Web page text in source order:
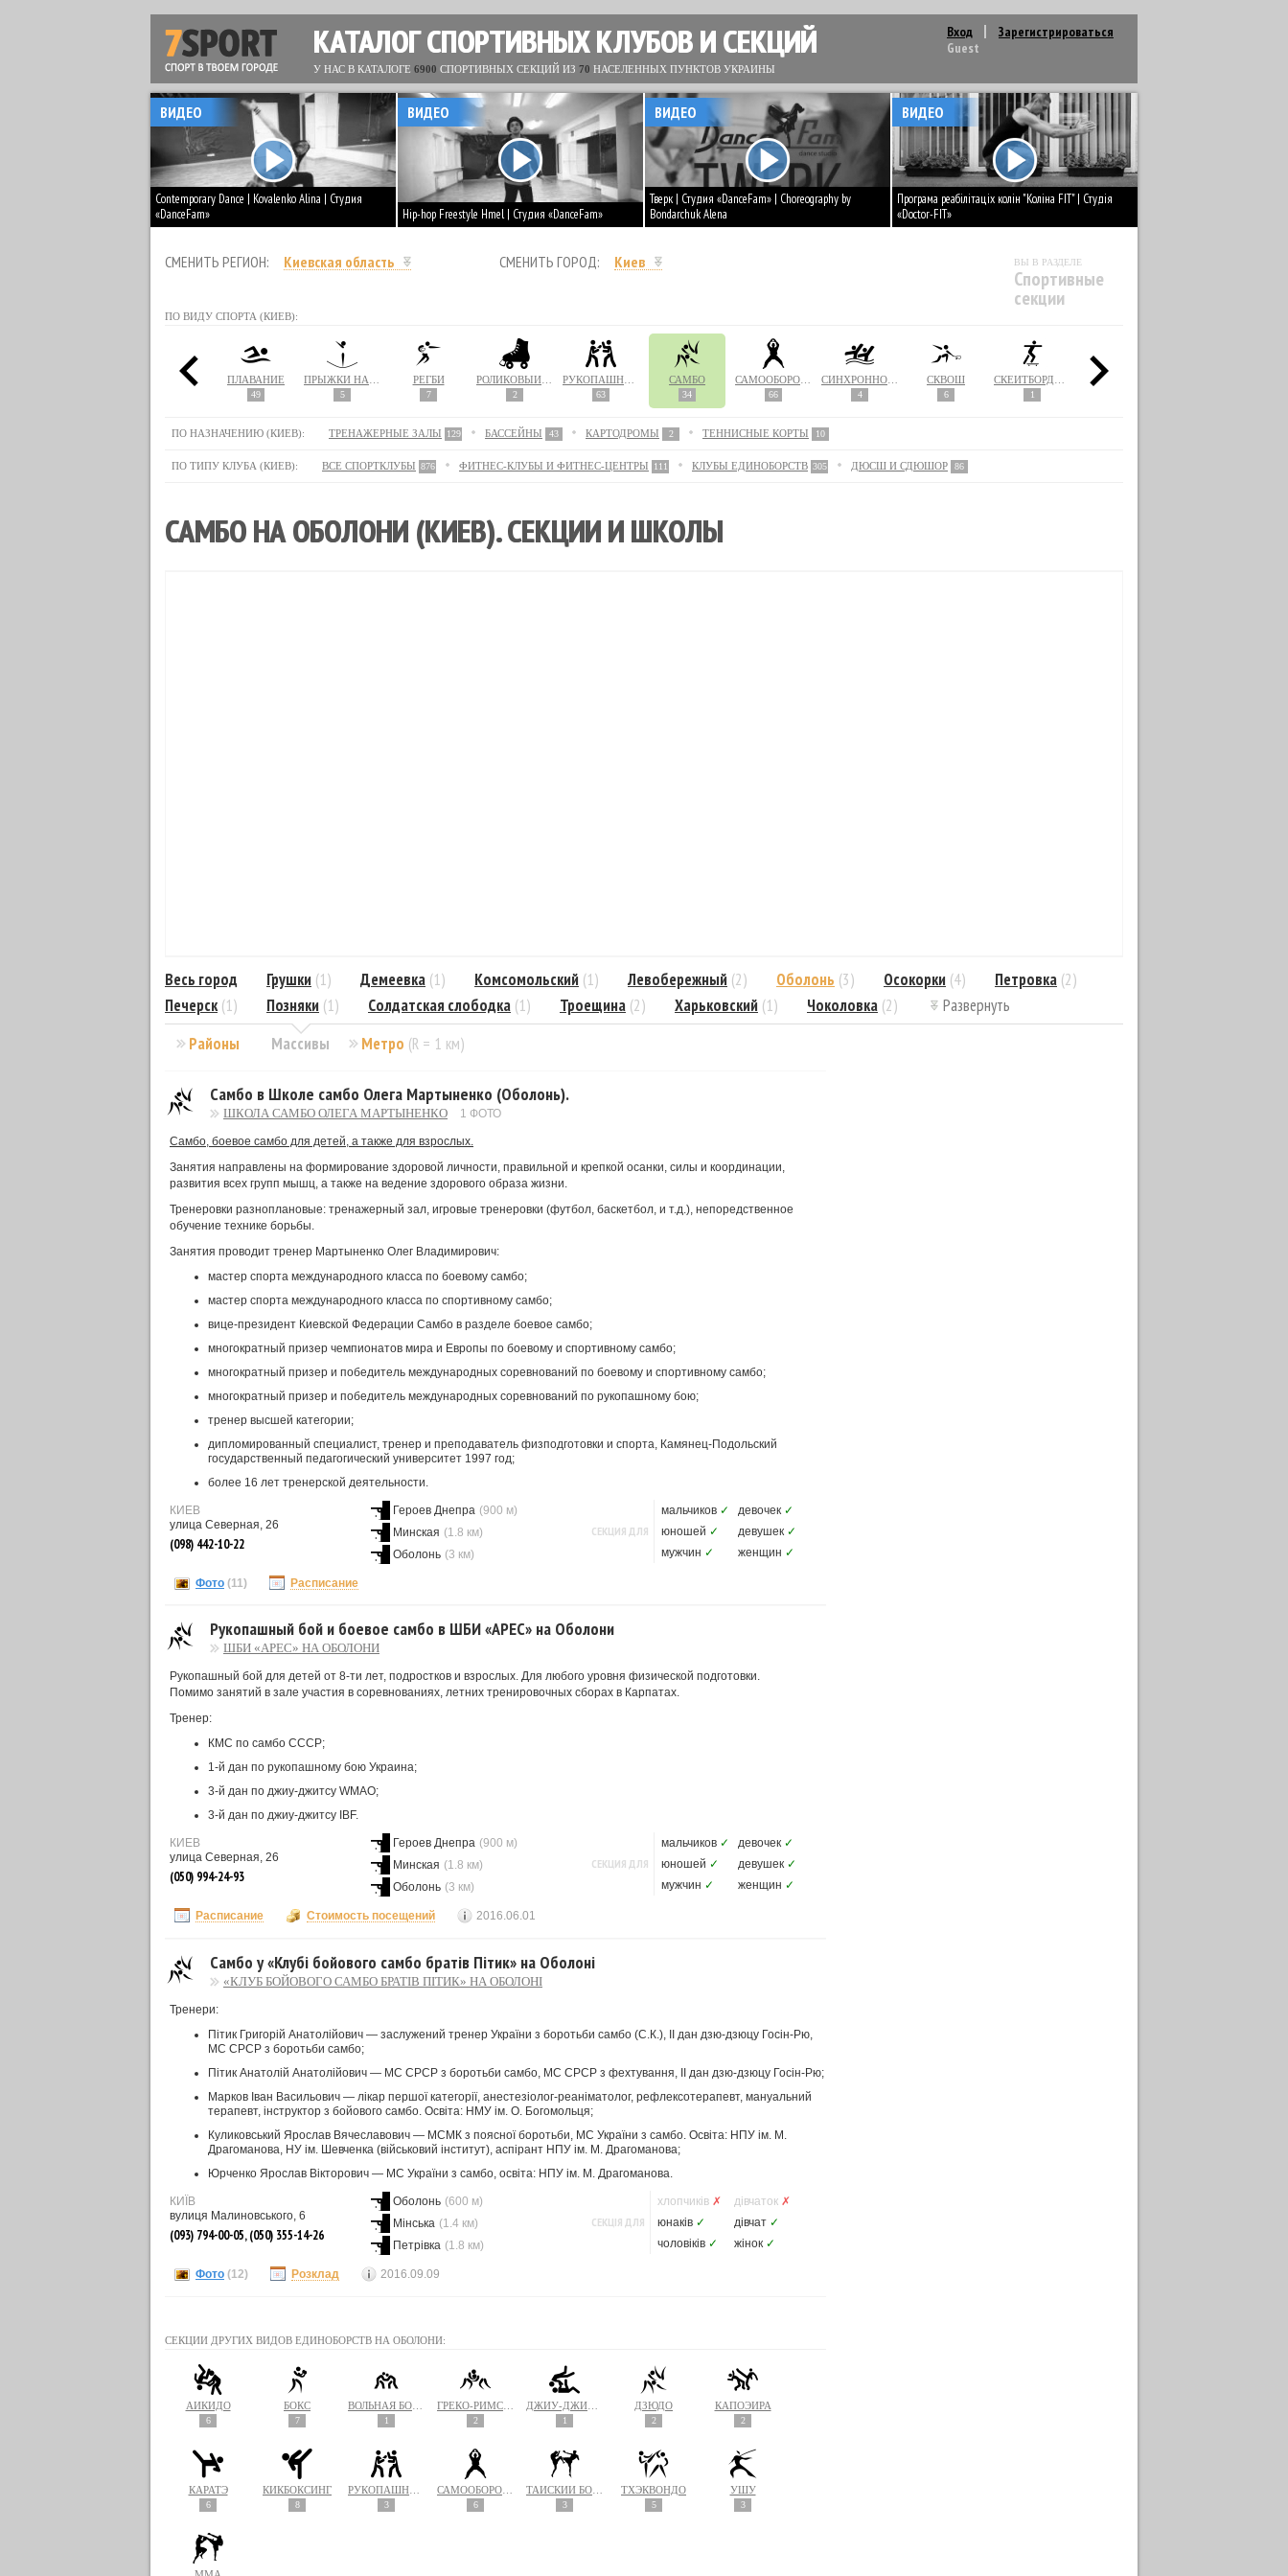
Вход
Зарегистрироваться
Guest
КАТАЛОГ СПОРТИВНЫХ КЛУБОВ И СЕКЦИЙ
У НАС В КАТАЛОГЕ 6900 СПОРТИВНЫХ СЕКЦИЙ ИЗ 70 НАСЕЛЕННЫХ ПУНКТОВ УКРАИНЫ
Contemporary Dance | Kovalenko Alina | Студия
«DanceFam»
ВИДЕО
Hip-hop Freestyle Hmel | Студия «DanceFam»
ВИДЕО
Тверк | Студия «DanceFam» | Choreography by
Bondarchuk Alena
ВИДЕО
Програма реабілітаціх колін "Коліна FIT" | Студія
«Doctor-FIT»
ВИДЕО
СМЕНИТЬ РЕГИОН: Киевская область СМЕНИТЬ ГОРОД: Киев ВЫ В РАЗДЕЛЕ
Спортивные
секции
ПО ВИДУ СПОРТА (КИЕВ):
ПИЛАТЕС ПЛАВАНИЕ
49 5
РЕГБИ
7 2 63
САМБО
34 66 4
СКВОШ
6 1
СНОУБОРДИНГ
ПО НАЗНАЧЕНИЮ (КИЕВ): ТРЕНАЖЕРНЫЕ ЗАЛЫ 129 БАССЕЙНЫ 43 КАРТОДРОМЫ 2 ТЕННИСНЫЕ КОРТЫ 10
ПО ТИПУ КЛУБА (КИЕВ): ВСЕ СПОРТКЛУБЫ 876 ФИТНЕС-КЛУБЫ И ФИТНЕС-ЦЕНТРЫ 111 КЛУБЫ ЕДИНОБОРСТВ 305 ДЮСШ И СДЮШОР 86
САМБО НА ОБОЛОНИ (КИЕВ). СЕКЦИИ И ШКОЛЫ
Районы Массивы
Весь город Грушки (1) Демеевка (1) Комсомольский (1) Левобережный (2) Оболонь (3) Осокорки (4) Петровка (2)
Печерск (1) Позняки (1) Солдатская слободка (1) Троещина (2) Харьковский (1) Чоколовка (2)
Развернуть
Метро (R = 1 км)
Самбо в Школе самбо Олега Мартыненко (Оболонь).
ШКОЛА САМБО ОЛЕГА МАРТЫНЕНКО 1 ФОТО
Самбо, боевое самбо для детей, а также для взрослых.
Занятия направлены на формирование здоровой личности, правильной и крепкой осанки, силы и координации,
развития всех групп мышц, а также на ведение здорового образа жизни.
Тренеровки разноплановые: тренажерный зал, игровые тренеровки (футбол, баскетбол, и т.д.), непоредственное
обучение технике борьбы.
Занятия проводит тренер Мартыненко Олег Владимирович:
мастер спорта международного класса по боевому самбо;
мастер спорта международного класса по спортивному самбо;
вице-президент Киевской Федерации Самбо в разделе боевое самбо;
многократный призер чемпионатов мира и Европы по боевому и спортивному самбо;
многократный призер и победитель международных соревнований по боевому и спортивному самбо;
многократный призер и победитель международных соревнований по рукопашному бою;
тренер высшей категории;
дипломированный специалист, тренер и преподаватель физподготовки и спорта, Камянец-Подольский
государственный педагогический университет 1997 год;
более 16 лет тренерской деятельности.
КИЕВ
улица Северная, 26
(098) 442-10-22
Героев Днепра (900 м)
Минская (1.8 км)
Оболонь (3 км)
СЕКЦИЯ ДЛЯ
мальчиков ✓ девочек ✓
юношей ✓ девушек ✓
мужчин ✓ женщин ✓
Фото (11) Расписание
Рукопашный бой и боевое самбо в ШБИ «АРЕС» на Оболони
ШБИ «АРЕС» НА ОБОЛОНИ
Рукопашный бой для детей от 8-ти лет, подростков и взрослых. Для любого уровня физической подготовки.
Помимо занятий в зале участия в соревнованиях, летних тренировочных сборах в Карпатах.
Тренер:
КМС по самбо СССР;
1-й дан по рукопашному бою Украина;
3-й дан по джиу-джитсу WMAO;
3-й дан по джиу-джитсу IBF.
КИЕВ
улица Северная, 26
(050) 994-24-93
Героев Днепра (900 м)
Минская (1.8 км)
Оболонь (3 км)
СЕКЦИЯ ДЛЯ
мальчиков ✓ девочек ✓
юношей ✓ девушек ✓
мужчин ✓ женщин ✓
Расписание Стоимость посещений 2016.06.01
Самбо у «Клубі бойового самбо братів Пітик» на Оболоні
«КЛУБ БОЙОВОГО САМБО БРАТІВ ПІТИК» НА ОБОЛОНІ
Тренери:
Пітик Григорій Анатолійович — заслужений тренер України з боротьби самбо (С.К.), ІІ дан дзю-дзюцу Госін-Рю,
МС СРСР з боротьби самбо;
Пітик Анатолій Анатолійович — МС СРСР з боротьби самбо, МС СРСР з фехтування, ІІ дан дзю-дзюцу Госін-Рю;
Марков Iван Васильович — лікар першої категорії, анестезіолог-реаніматолог, рефлексотерапевт, мануальний
терапевт, інструктор з бойового самбо. Освіта: НМУ ім. О. Богомольця;
Куликовський Ярослав Вячеславович — МСМК з поясної боротьби, МС України з самбо. Освіта: НПУ ім. М.
Драгоманова, НУ ім. Шевченка (військовий інститут), аспірант НПУ ім. М. Драгоманова;
Юрченко Ярослав Вікторович — МС України з самбо, освіта: НПУ ім. М. Драгоманова.
КИЇВ
вулиця Малиновського, 6
(093) 794-00-05, (050) 355-14-26
Оболонь (600 м)
Мінська (1.4 км)
Петрівка (1.8 км)
СЕКЦІЯ ДЛЯ
хлопчиків ✗ дівчаток ✗
юнаків ✓ дівчат ✓
чоловіків ✓ жінок ✓
Фото (12) Розклад 2016.09.09
СЕКЦИИ ДРУГИХ ВИДОВ ЕДИНОБОРСТВ НА ОБОЛОНИ:
АЙКИДО
6
БОКС
7 1 2 1
ДЗЮДО
2
КАПОЭЙРА
2
КАРАТЭ
6
КИКБОКСИНГ
8 3 6 3
ТХЭКВОНДО
5
УШУ
3